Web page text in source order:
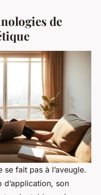
de
se fait pas à l’aveugle.
d’application, son